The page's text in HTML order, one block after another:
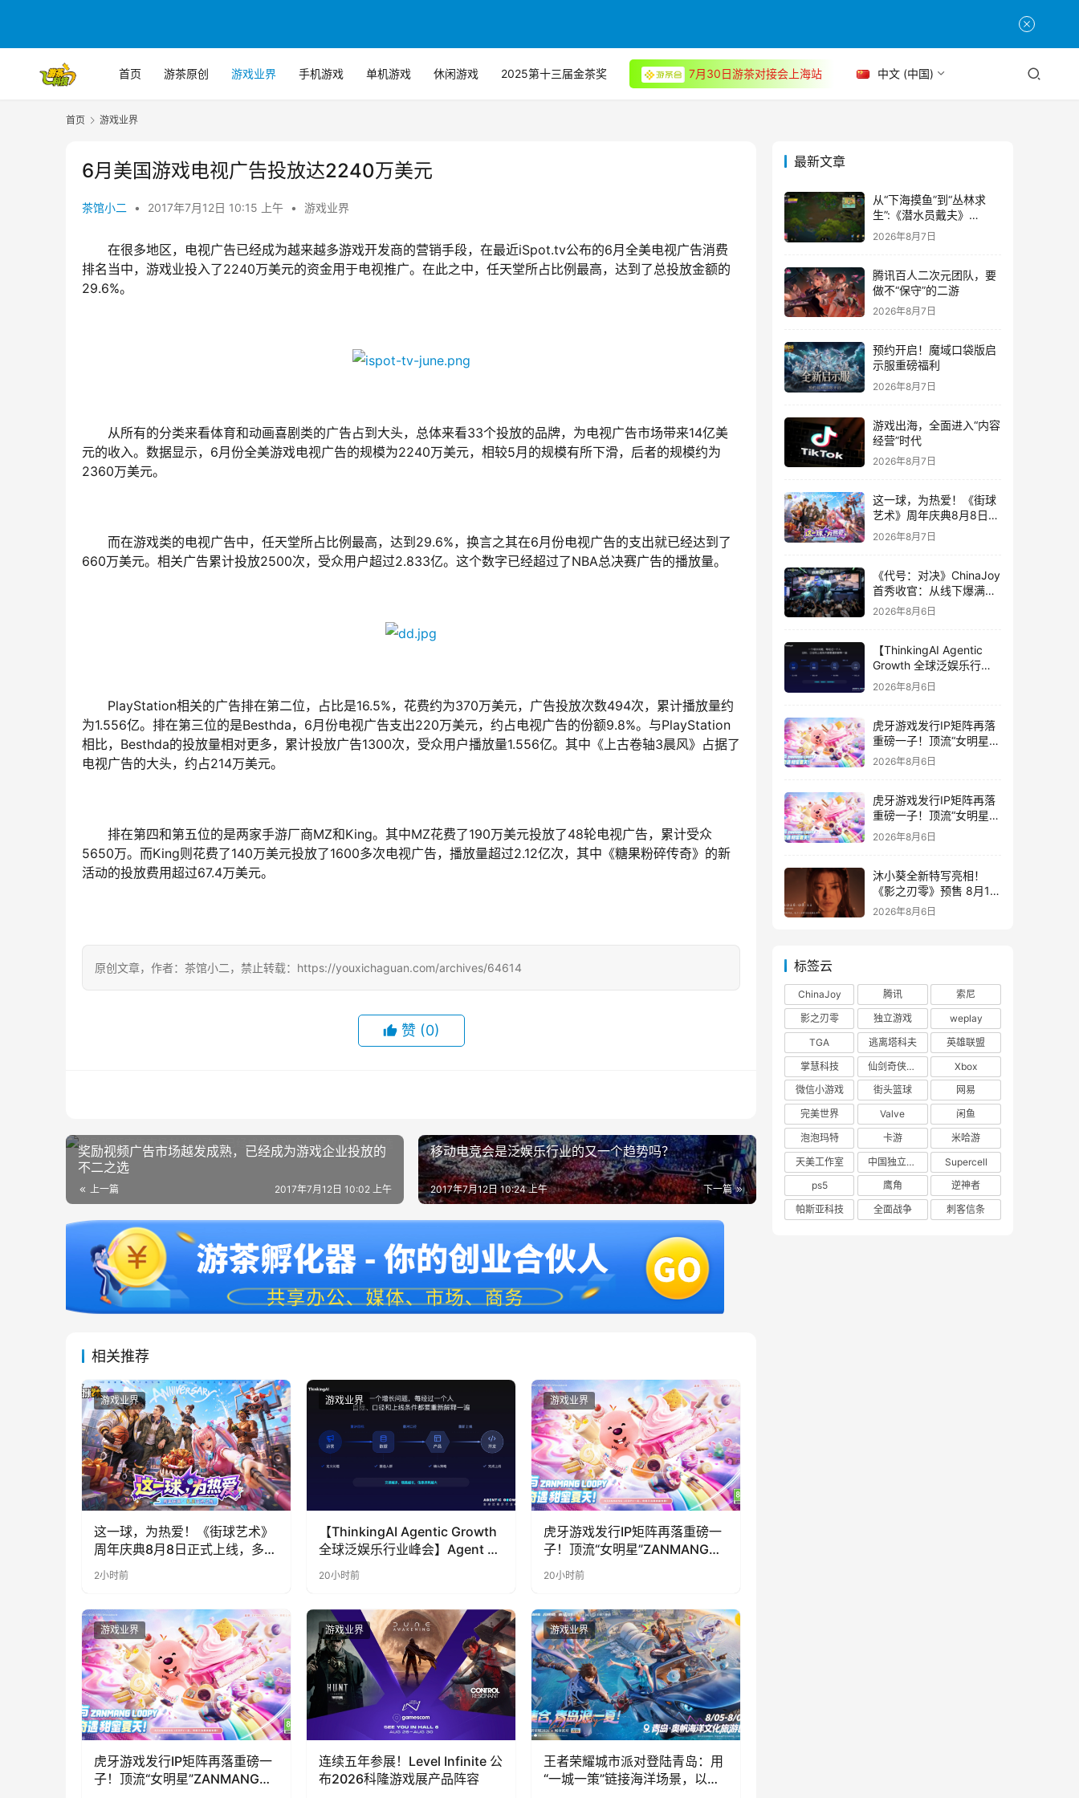
首页 游茶原创 游戏业界 手机游戏 单机游戏 休闲游戏 2025第十三届金茶奖 7月30日游茶对接会上海站 中文 (中国)
首页 游戏业界
6月美国游戏电视广告投放达2240万美元
茶馆小二 • 2017年7月12日 10:15 上午 • 游戏业界
在很多地区，电视广告已经成为越来越多游戏开发商的营销手段，在最近iSpot.tv公布的6月全美电视广告消费
排名当中，游戏业投入了2240万美元的资金用于电视推广。在此之中，任天堂所占比例最高，达到了总投放金额的
29.6%。
从所有的分类来看体育和动画喜剧类的广告占到大头，总体来看33个投放的品牌，为电视广告市场带来14亿美
元的收入。数据显示，6月份全美游戏电视广告的规模为2240万美元，相较5月的规模有所下滑，后者的规模约为
2360万美元。
而在游戏类的电视广告中，任天堂所占比例最高，达到29.6%，换言之其在6月份电视广告的支出就已经达到了
660万美元。相关广告累计投放2500次，受众用户超过2.833亿。这个数字已经超过了NBA总决赛广告的播放量。
PlayStation相关的广告排在第二位，占比是16.5%，花费约为370万美元，广告投放次数494次，累计播放量约
为1.556亿。排在第三位的是Besthda，6月份电视广告支出220万美元，约占电视广告的份额9.8%。与PlayStation
相比，Besthda的投放量相对更多，累计投放广告1300次，受众用户播放量1.556亿。其中《上古卷轴3晨风》占据了
电视广告的大头，约占214万美元。
排在第四和第五位的是两家手游厂商MZ和King。其中MZ花费了190万美元投放了48轮电视广告，累计受众
5650万。而King则花费了140万美元投放了1600多次电视广告，播放量超过2.12亿次，其中《糖果粉碎传奇》的新
活动的投放费用超过67.4万美元。
原创文章，作者：茶馆小二，禁止转载：https://youxichaguan.com/archives/64614
赞 (0)
奖励视频广告市场越发成熟，已经成为游戏企业投放的
不二之选
上一篇 2017年7月12日 10:02 上午
移动电竞会是泛娱乐行业的又一个趋势吗？
下一篇
2017年7月12日 10:24 上午
相关推荐
游戏业界
这一球，为热爱！《街球艺术》
周年庆典8月8日正式上线，多重
福利与全新内容同步开启
2小时前
游戏业界
【ThinkingAI Agentic Growth
全球泛娱乐行业峰会】Agent 时
代，人到底负责什么
20小时前
游戏业界
虎牙游戏发行IP矩阵再落重磅一
子！顶流“女明星”ZANMANG
LOOPY 正版3D消除手游《消消
奇遇》惊喜曝光
20小时前
游戏业界
虎牙游戏发行IP矩阵再落重磅一
子！顶流“女明星”ZANMANG
游戏业界
连续五年参展！Level Infinite 公
布2026科隆游戏展产品阵容
游戏业界
王者荣耀城市派对登陆青岛：用
“一城一策”链接海洋场景，以双
最新文章
从“下海摸鱼”到“丛林求
生”:《潜水员戴夫》
DLC《丛林》移动端定档
8月14日
2026年8月7日
腾讯百人二次元团队，要
做不“保守”的二游
2026年8月7日
预约开启！魔域口袋版启
示服重磅福利
2026年8月7日
游戏出海，全面进入“内容
经营”时代
2026年8月7日
这一球，为热爱！《街球
艺术》周年庆典8月8日正
式上线，多重福利与全新
内容同步开启
2026年8月7日
《代号：对决》ChinaJoy
首秀收官：从线下爆满看
见玩家的真实期待
2026年8月6日
【ThinkingAI Agentic
Growth 全球泛娱乐行业
峰会】Agent 时代，人到
底负责什么
2026年8月6日
虎牙游戏发行IP矩阵再落
重磅一子！顶流“女明星”
ZANMANG LOOPY 正版
2026年8月6日
虎牙游戏发行IP矩阵再落
重磅一子！顶流“女明星”
ZANMANG LOOPY 正版
3D消除手游《消消奇遇》
2026年8月6日
沐小葵全新特写亮相！
《影之刃零》预售 8月12
日开启
2026年8月6日
标签云
ChinaJoy 腾讯
索尼
影之刃零
独立游戏
weplay
TGA
逃离塔科夫
英雄联盟
掌慧科技
仙剑奇侠传四
Xbox
微信小游戏
街头篮球
网易
完美世界
Valve
闲鱼
泡泡玛特
卡游
米哈游
天美工作室
中国独立游戏联盟
Supercell
ps5
鹰角
逆神者
帕斯亚科技
全面战争 刺客信条